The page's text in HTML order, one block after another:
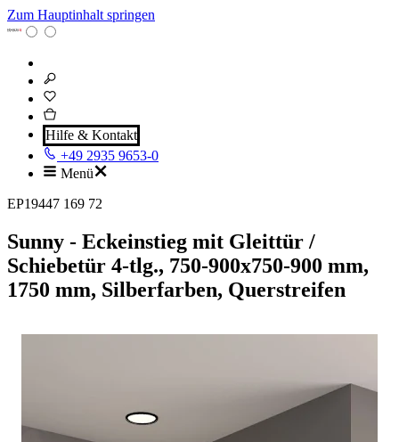
Zum Hauptinhalt springen
Hilfe & Kontakt
+49 2935 9653-0
Menü
EP19447 169 72
Sunny - Eckeinstieg mit Gleittür /
Schiebetür 4-tlg., 750-900x750-900 mm,
1750 mm, Silberfarben, Querstreifen